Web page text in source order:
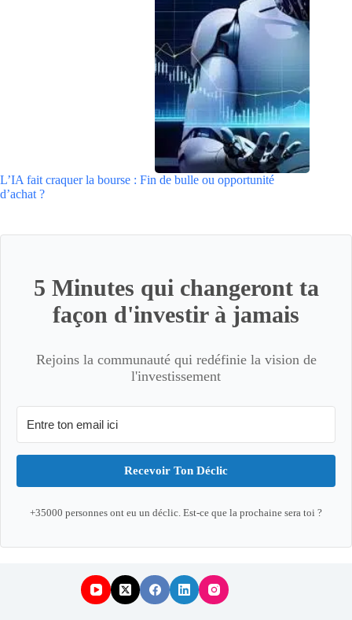
L’IA fait craquer la bourse : Fin de bulle ou opportunité
d’achat ?
5 Minutes qui changeront ta
façon d'investir à jamais
Rejoins la communauté qui redéfinie la vision de
l'investissement
Recevoir Ton Déclic
+35000 personnes ont eu un déclic. Est-ce que la prochaine sera toi ?